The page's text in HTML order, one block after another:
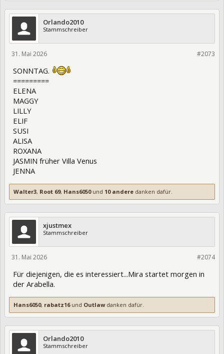
Orlando2010
Stammschreiber
#2073
31. Mai 2026
SONNTAG.
=========
ELENA
MAGGY
LILLY
ELIF
SUSI
ALISA
ROXANA
JASMIN früher Villa Venus
JENNA
Walter3, Root 69, Hans6050und 10 andere danken dafür.
xjustmex
Stammschreiber
#2074
31. Mai 2026
Für diejenigen, die es interessiert...Mira startet morgen in
der Arabella.
Hans6050, rabatz16und Outlawdanken dafür.
Orlando2010
Stammschreiber